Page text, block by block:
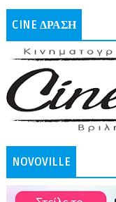
CINE ΔΡΑΣΗ
NOVOVILLE